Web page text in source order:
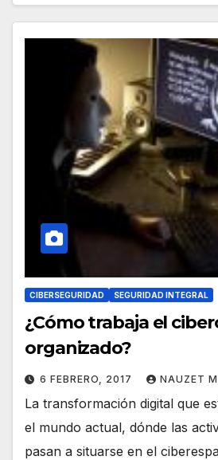
CIBERSEGURIDAD SEGURIDAD INTEGRAL
¿Cómo trabaja el
organizado?
6 FEBRERO, 2017 NAUZET
La transformación digital que
el mundo actual, dónde las
pasan a situarse en el